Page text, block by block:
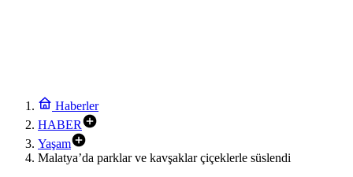
Haberler
HABER
Yaşam
Malatya’da parklar ve kavşaklar çiçeklerle süslendi